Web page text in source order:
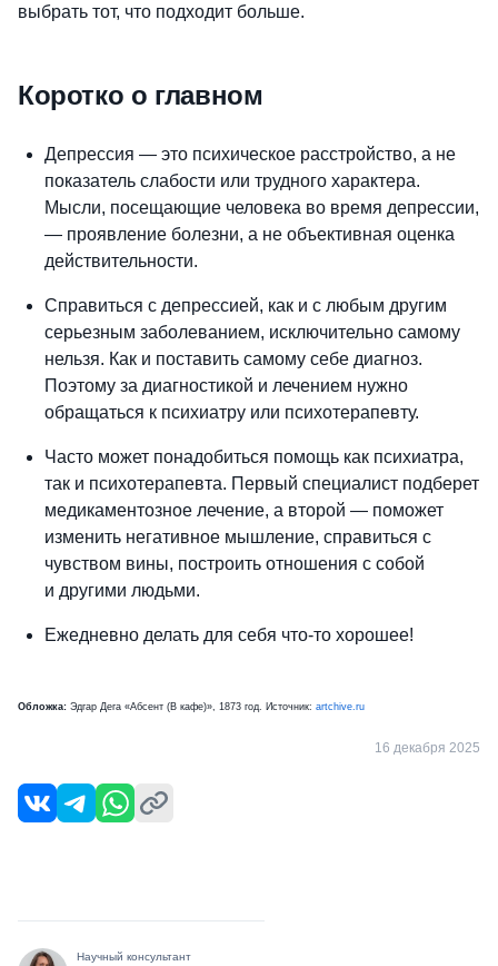
выбрать тот, что подходит больше.
Коротко о главном
Депрессия — это психическое расстройство, а не
показатель слабости или трудного характера.
Мысли, посещающие человека во время депрессии,
— проявление болезни, а не объективная оценка
действительности.
Справиться с депрессией, как и с любым другим
серьезным заболеванием, исключительно самому
нельзя. Как и поставить самому себе диагноз.
Поэтому за диагностикой и лечением нужно
обращаться к психиатру или психотерапевту.
Часто может понадобиться помощь как психиатра,
так и психотерапевта. Первый специалист подберет
медикаментозное лечение, а второй — поможет
изменить негативное мышление, справиться с
чувством вины, построить отношения с собой
и другими людьми.
Ежедневно делать для себя что-то хорошее!
Обложка: Эдгар Дега «Абсент (В кафе)», 1873 год. Источник: artchive.ru
16 декабря 2025
Научный консультант